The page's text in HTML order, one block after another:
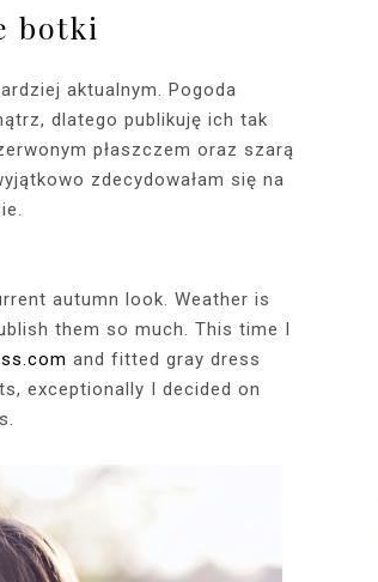
MY 34TH BIRTHDAY! FEELING
MORE ME THAN EVER :)
PHOTOS ON
SWETER Z DEKOLTEM,
SPÓDNICZKA I CZARNE
SIĘ Z WAMI PODZIELIĆ
FALBANAMI,
I SZPILKI +
PRAGNĘ SIĘ Z
NIEZNANE OBLICZE LUWRU:
DLACZEGO MONA LISA STAŁA
WENUS Z MILO?
WIZYTA W POZNAŃSKIEJ
FRYZJERSKIEJ CUT
JAKIEGO
CZYM
botki
aktualnym. Pogoda
dlatego publikuję ich tak
płaszczem oraz szarą
zdecydowałam się na
autumn look. Weather is
them so much. This time I
and fitted gray dress
exceptionally I decided on